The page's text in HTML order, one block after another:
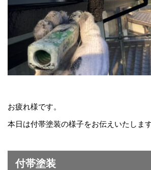
お疲れ様です。
本日は付帯塗装の様子をお伝えいたします
付帯塗装